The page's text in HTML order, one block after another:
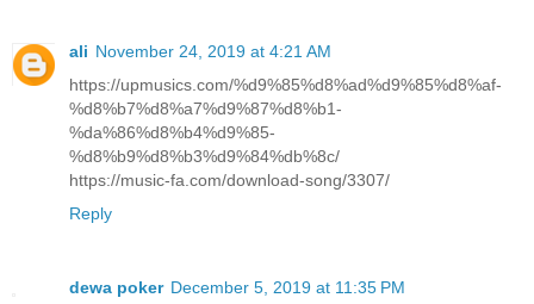
ali November 24, 2019 at 4:21 AM
https://upmusics.com/%d9%85%d8%ad%d9%85%d8%af-
%d8%b7%d8%a7%d9%87%d8%b1-
%da%86%d8%b4%d9%85-
%d8%b9%d8%b3%d9%84%db%8c/
https://music-fa.com/download-song/3307/
Reply
dewa poker December 5, 2019 at 11:35 PM